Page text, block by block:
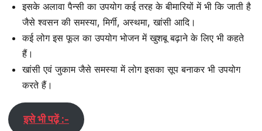
इसके अलावा पैन्सी का उपयोग कई तरह के बीमारियों में भी कि जाती है
जैसे श्वसन की समस्या, मिर्गी, अस्थमा, खांसी आदि।
कई लोग इस फूल का उपयोग भोजन में खुशबू बढ़ाने के लिए भी कहते
हैं।
खांसी एवं जुकाम जैसे समस्या में लोग इसका सूप बनाकर भी उपयोग
करते हैं।
इसे भी पढ़ें :-